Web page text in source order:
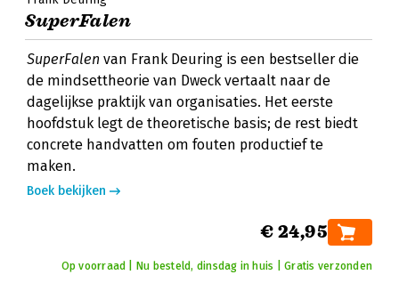
SuperFalen
SuperFalen van Frank Deuring is een bestseller die
de mindsettheorie van Dweck vertaalt naar de
dagelijkse praktijk van organisaties. Het eerste
hoofdstuk legt de theoretische basis; de rest biedt
concrete handvatten om fouten productief te
maken.
Boek bekijken
€ 24,95
Op voorraad | Nu besteld, dinsdag in huis | Gratis verzonden